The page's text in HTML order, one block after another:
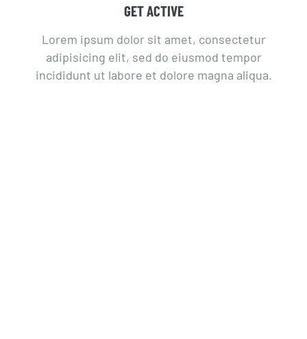
GET ACTIVE
Lorem ipsum dolor sit amet, consectetur
adipisicing elit, sed do eiusmod tempor
incididunt ut labore et dolore magna aliqua.